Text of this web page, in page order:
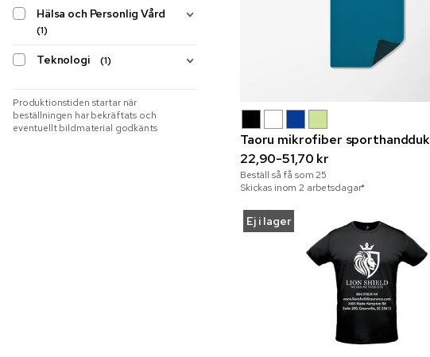
Hälsa och Personlig Vård
(1)
Teknologi (1)
Produktionstiden startar när
beställningen har bekräftats och
eventuellt bildmaterial godkänts
Taoru mikrofiber sporthandduk
22,90-51,70 kr
Beställ så få som25
Skickas inom 2 arbetsdagar*
Ej i lager